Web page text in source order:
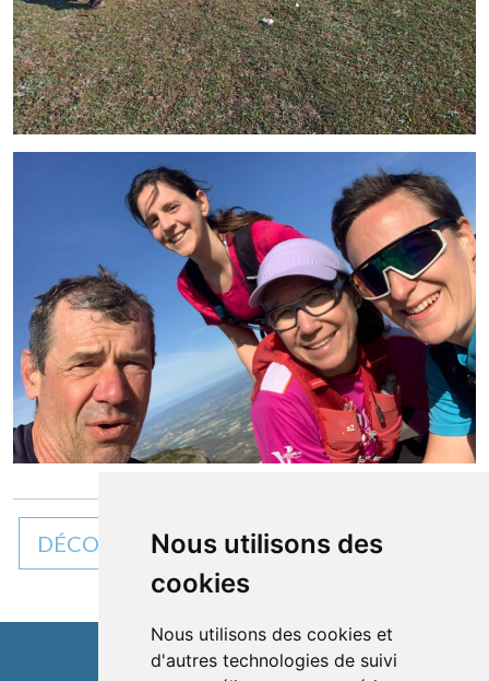
Nous utilisons des
cookies
Nous utilisons des cookies et
d'autres technologies de suivi
DÉCOUVREZ TOUTES NOS ACTUALITÉS